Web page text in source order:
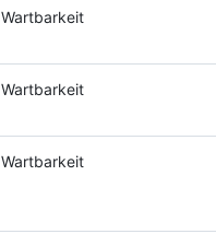
Wartbarkeit
Wartbarkeit
Wartbarkeit